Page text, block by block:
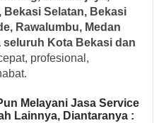
Bekasi Selatan, Bekasi
Rawalumbu, Medan
Kota Bekasi dan
profesional,
Melayani Jasa Service
Lainnya, Diantaranya :